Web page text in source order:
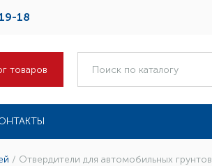
18
товаров
/ Отвердители для автомобильных грунтов